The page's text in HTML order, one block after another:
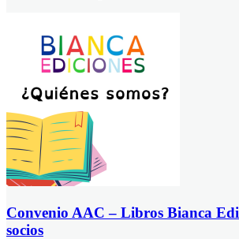
Convenio AAC – Libros Bianca
socios